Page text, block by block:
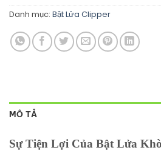
Danh mục: Bật Lửa Clipper
MÔ TẢ
Sự Tiện Lợi Của Bật Lửa